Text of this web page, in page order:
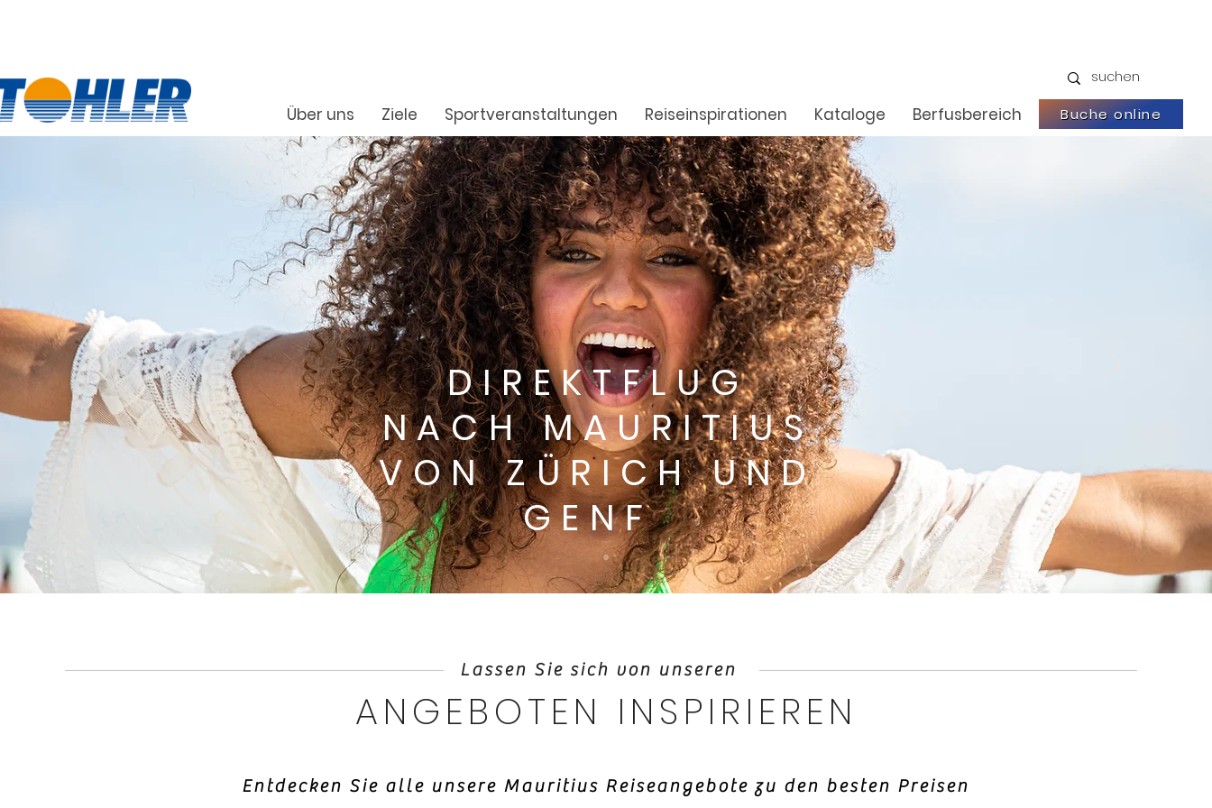
Über uns Ziele Sportveranstaltungen Reiseinspirationen Kataloge Berfusbereich Buche online
DIREKTFLUG
NACH MAURITIUS
VON ZÜRICH UND
GENF
Lassen Sie sich von unseren
ANGEBOTEN INSPIRIEREN
Entdecken Sie alle unsere Mauritius Reiseangebote zu den besten Preisen